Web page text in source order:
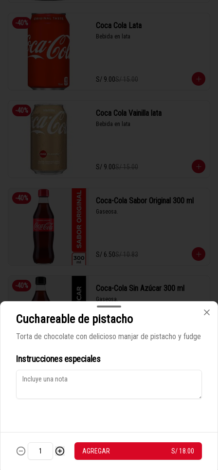
-40% Coca Cola Lata
Bebida en lata
S/ 9.00S/ 15.00
-40% Coca Cola Vainilla lata
Bebida en lata
S/ 9.00S/ 15.00
-40% Coca-Cola Sabor Original 300 ml
Gaseosa.
S/ 6.50S/ 10.83
-40% Coca-Cola Sin Azúcar 300 ml
Gaseosa.
S/ 10.83
-
Política de Cookies
Haga clic en Aceptar para permitir que Justo use cookies a fin
CONFIGURACIÓN DE COOKIES ACEPTAR
Cuchareable de pistacho
Torta de chocolate con delicioso manjar de pistacho y fudge
Instrucciones especiales
AGREGAR S/ 18.00